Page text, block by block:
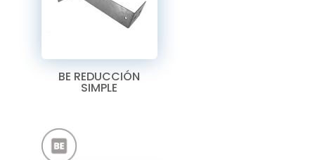
BE REDUCCIÓN
SIMPLE